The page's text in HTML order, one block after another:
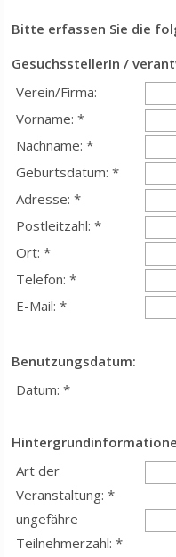
Bitte erfassen Sie die
GesuchsstellerIn /
Verein/Firma:
Vorname: *
Nachname: *
Geburtsdatum: *
Adresse: *
Postleitzahl: *
Ort: *
Telefon: *
E-Mail: *
Benutzungsdatum:
Datum: *
Art der
Veranstaltung: *
ungefähre
Teilnehmerzahl: *